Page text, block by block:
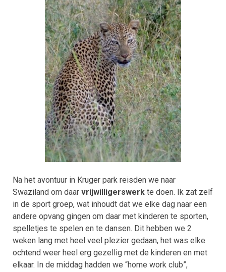
Na het avontuur in Kruger park reisden we naar
Swaziland om daar vrijwilligerswerk te doen. Ik zat zelf
in de sport groep, wat inhoudt dat we elke dag naar een
andere opvang gingen om daar met kinderen te sporten,
spelletjes te spelen en te dansen. Dit hebben we 2
weken lang met heel veel plezier gedaan, het was elke
ochtend weer heel erg gezellig met de kinderen en met
elkaar. In de middag hadden we “home work club”,